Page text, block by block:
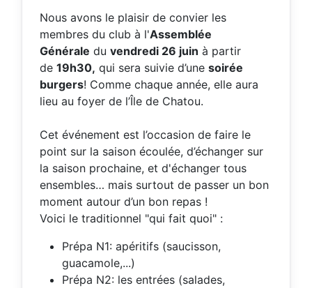
Nous avons le plaisir de convier les
membres du club à l'Assemblée
Générale du vendredi 26 juin à partir
de 19h30, qui sera suivie d’une soirée
burgers! Comme chaque année, elle aura
lieu au foyer de l’Île de Chatou.
Cet événement est l’occasion de faire le
point sur la saison écoulée, d’échanger sur
la saison prochaine, et d'échanger tous
ensembles… mais surtout de passer un bon
moment autour d’un bon repas !
Voici le traditionnel "qui fait quoi" :
Prépa N1: apéritifs (saucisson,
guacamole,...)
Prépa N2: les entrées (salades,